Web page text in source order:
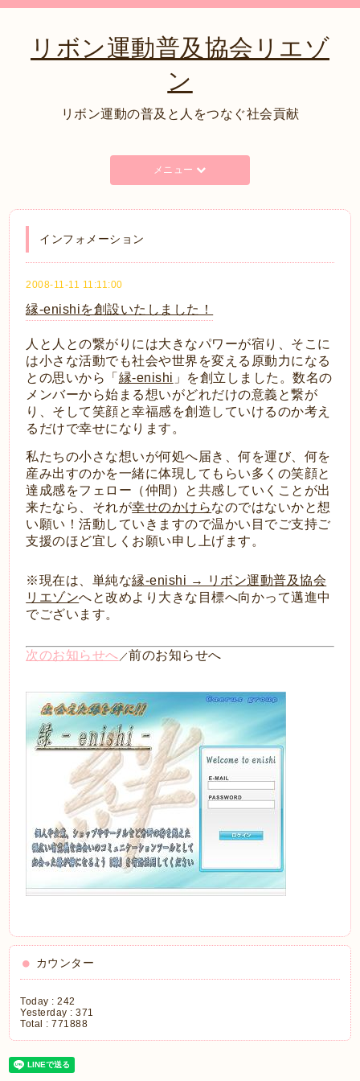
リボン運動普及協会リエゾ
ン
リボン運動の普及と人をつなぐ社会貢献
メニュー
インフォメーション
2008-11-11 11:11:00
縁-enishiを創設いたしました！
人と人との繋がりには大きなパワーが宿り、そこに
は小さな活動でも社会や世界を変える原動力になる
との思いから「 縁-enishi 」を創立しました。数名の
メンバーから始まる想いがどれだけの意義と繋が
り、そして笑顔と幸福感を創造していけるのか考え
るだけで幸せになります。
私たちの小さな想いが何処へ届き、何を運び、何を
産み出すのかを一緒に体現してもらい多くの笑顔と
達成感をフェロー（仲間）と共感していくことが出
来たなら、それが幸せのかけらなのではないかと想
い願い！活動していきますので温かい目でご支持ご
支援のほど宜しくお願い申し上げます。
※現在は、単純な縁-enishi → リボン運動普及協会
リエゾンへと改めより大きな目標へ向かって邁進中
でございます。
次のお知らせへ ／前のお知らせへ
カウンター
Today :242
Yesterday :371
Total :771888